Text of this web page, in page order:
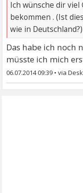
Ich wünsche dir viel
bekommen . (Ist
wie in Deutschland?)
Das habe ich noch
müsste ich mich
06.07.2014 09:39 •